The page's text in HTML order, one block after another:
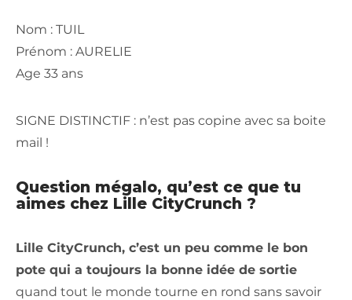
Nom : TUIL
Prénom : AURELIE
Age 33 ans
SIGNE DISTINCTIF : n’est pas copine avec sa boite
mail !
Question mégalo, qu’est ce que tu
aimes chez Lille CityCrunch ?
Lille CityCrunch, c’est un peu comme le bon
pote qui a toujours la bonne idée de sortie
quand tout le monde tourne en rond sans savoir